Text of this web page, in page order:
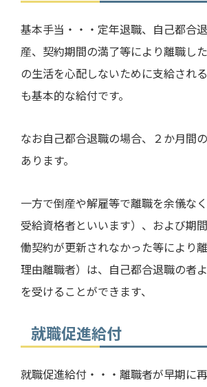
基本手当・・・定年退職、自己都合
産、契約期間の満了等により離職し
の生活を心配しないために支給され
も基本的な給付です。
なお自己都合退職の場合、２か月間
あります。
一方で倒産や解雇等で離職を余儀な
受給資格者といいます）、および期
働契約が更新されなかった等により
理由離職者）は、自己都合退職の者
を受けることができます、
就職促進給付
就職促進給付・・・離職者が早期に